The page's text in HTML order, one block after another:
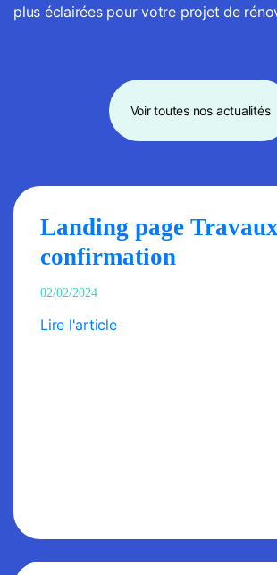
plus éclairées pour votre projet de
Voir toutes nos actualités
Landing page Travaux
confirmation
02/02/2024
Lire l'article